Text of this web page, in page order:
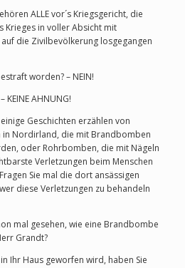
ALLE vor´s Kriegsgericht, die
Krieges in voller Absicht mit
die Zivilbevölkerung losgegangen
worden? – NEIN!
KEINE AHNUNG!
Geschichten erzählen von
in Nordirland, die mit Brandbomben
oder Rohrbomben, die mit Nägeln
Verletzungen beim Menschen
Sie mal die dort ansässigen
diese Verletzungen zu behandeln
mal gesehen, wie eine Brandbombe
Grandt?
Ihr Haus geworfen wird, haben Sie